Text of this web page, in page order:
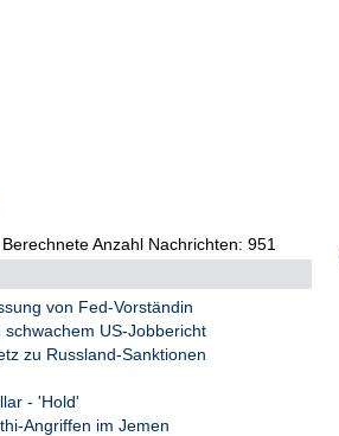
Berechnete Anzahl Nachrichten: 951
von Fed-Vorständin
US-Jobbericht
zu Russland-Sanktionen
- 'Hold'
Angriffen im Jemen